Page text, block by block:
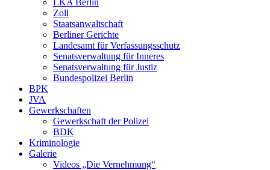
LKA Berlin
Zoll
Staatsanwaltschaft
Berliner Gerichte
Landesamt für Verfassungsschutz
Senatsverwaltung für Inneres
Senatsverwaltung für Justiz
Bundespolizei Berlin
BPK
JVA
Gewerkschaften
Gewerkschaft der Polizei
BDK
Kriminologie
Galerie
Videos „Die Vernehmung“